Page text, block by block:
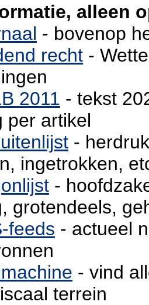
alleen
- bovenop
recht-
2011 - tekst
per artikel
-
ingetrokken,
-
grotendeels,
feeds - actueel
- vind
terrein